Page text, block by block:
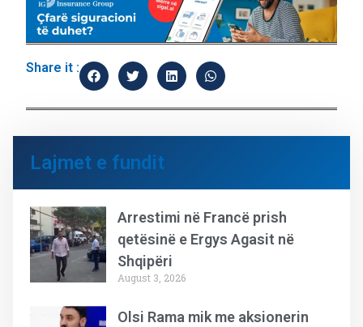
Share it :
Lajmet e fundit
Arrestimi në Francë prish
qetësinë e Ergys Agasit në
Shqipëri
August 3, 2026
Olsi Rama mik me aksionerin